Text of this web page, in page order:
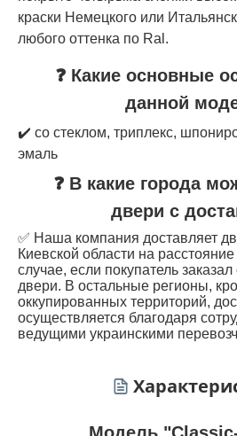
краски Немецкого или
любого оттенка по Ral.
❓ Какие основные
данной
✔️ со стеклом, триплекс,
эмаль
❓ В какие города
двери с
✅ Наша компания доставляет
Киевской области на
случае, если покупатель
двери. В остальные регионы,
оккупированных территорий,
осуществляется благодаря
ведущими украинскими
Модель